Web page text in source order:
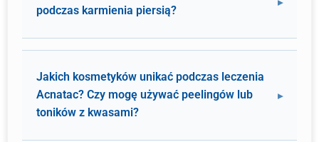
podczas karmienia piersią?
Jakich kosmetyków unikać podczas leczenia
Acnatac? Czy mogę używać peelingów lub
toników z kwasami?